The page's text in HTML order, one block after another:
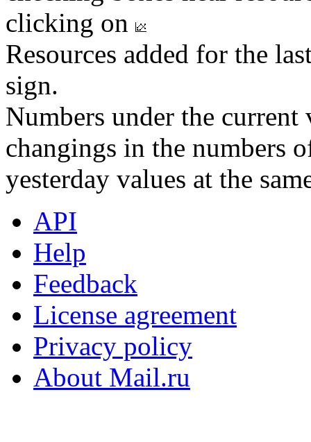
clicking on
Resources added for the
sign.
Numbers under the
changings in the numbers
yesterday values at the
API
Help
Feedback
License agreement
Privacy policy
About Mail.ru